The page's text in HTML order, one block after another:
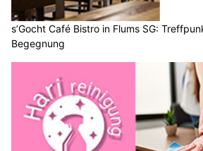
s’Gocht Café Bistro in Flums SG:
Begegnung